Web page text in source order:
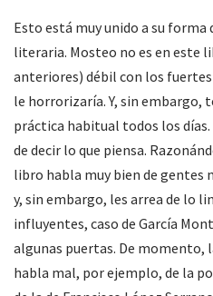
Esto está muy unido a su
literaria. Mosteo no es en este
anteriores) débil con los
le horrorizaría. Y, sin embargo,
práctica habitual todos los
de decir lo que piensa.
libro habla muy bien de gentes
y, sin embargo, les arrea de lo
influyentes, caso de García
algunas puertas. De momento,
habla mal, por ejemplo, de la